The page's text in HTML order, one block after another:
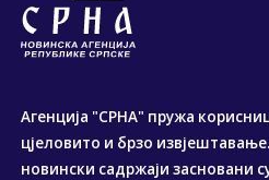
Агенција "СРНА" пружа
цјеловито и брзо
новински садржаји засновани